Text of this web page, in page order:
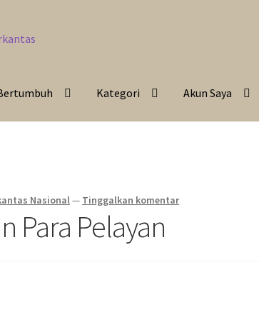
Kategori Akun Saya
Nasional— Tinggalkan komentar
Para Pelayan